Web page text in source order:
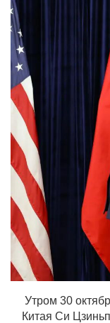
Утром 30
Китая Си